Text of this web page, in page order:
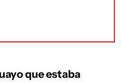
que estaba